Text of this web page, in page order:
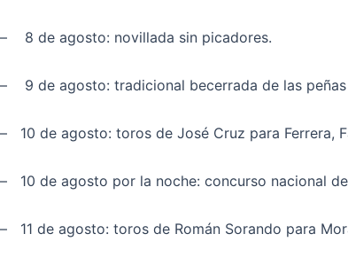
– 8 de agosto: novillada sin picadores.
– 9 de agosto: tradicional becerrada de las
– 10 de agosto: toros de José Cruz para Ferrera,
– 10 de agosto por la noche: concurso nacional
– 11 de agosto: toros de Román Sorando para